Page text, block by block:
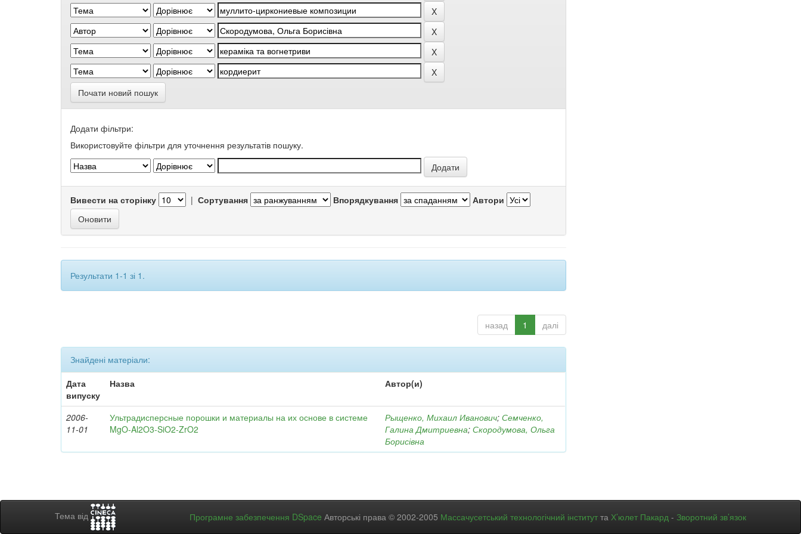
Почати новий пошук
Додати фільтри:
Використовуйте фільтри для уточнення результатів пошуку.
Вивести на сторінку | Сортування Впорядкування Автори
Результати 1-1 зі 1.
назад 1 далі
Знайдені матеріали:
Дата
випуску
Назва Автор(и)
2006-
11-01
Ультрадисперсные порошки и материалы на их основе в системе
MgO-Al2O3-SiO2-ZrO2
Рыщенко, Михаил Иванович;Семченко,
Галина Дмитриевна;Скородумова, Ольга
Борисівна
Тема від Програмне забезпечення DSpace Авторські права © 2002-2005 Массачусетський технологічний інститут та Х’юлет Пакард - Зворотний зв’язок